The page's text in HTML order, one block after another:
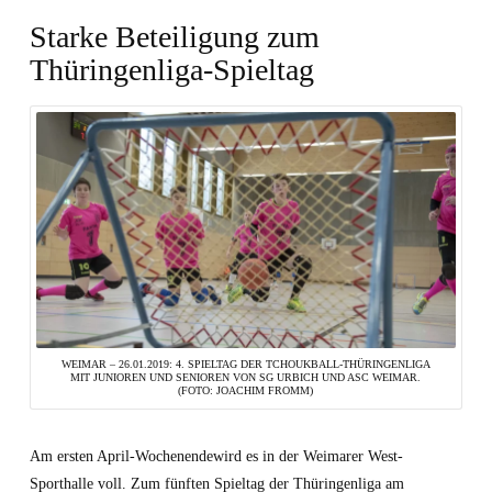
Starke Beteiligung zum
Thüringenliga-Spieltag
WEIMAR – 26.01.2019: 4. SPIELTAG DER TCHOUKBALL-THÜRINGENLIGA
MIT JUNIOREN UND SENIOREN VON SG URBICH UND ASC WEIMAR.
(FOTO: JOACHIM FROMM)
Am ersten April-Wochenendewird es in der Weimarer West-
Sporthalle voll. Zum fünften Spieltag der Thüringenliga am